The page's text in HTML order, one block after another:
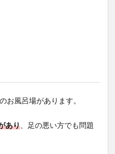
お風呂場があります。
あり 、足の悪い方でも問題